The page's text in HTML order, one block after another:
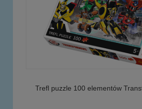
Trefl puzzle 100 elementów